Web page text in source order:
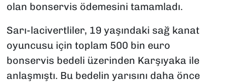
olan bonservis ödemesini tamamladı.
Sarı-lacivertliler, 19 yaşındaki sağ kanat
oyuncusu için toplam 500 bin euro
bonservis bedeli üzerinden Karşıyaka ile
anlaşmıştı. Bu bedelin yarısını daha önce